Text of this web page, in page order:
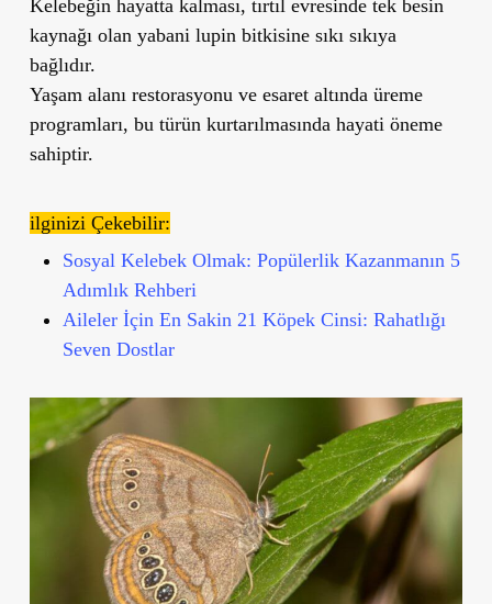
Kelebeğin hayatta kalması, tırtıl evresinde tek besin
kaynağı olan yabani lupin bitkisine sıkı sıkıya
bağlıdır.
Yaşam alanı restorasyonu ve esaret altında üreme
programları, bu türün kurtarılmasında hayati öneme
sahiptir.
ilginizi Çekebilir:
Sosyal Kelebek Olmak: Popülerlik Kazanmanın 5
Adımlık Rehberi
Aileler İçin En Sakin 21 Köpek Cinsi: Rahatlığı
Seven Dostlar